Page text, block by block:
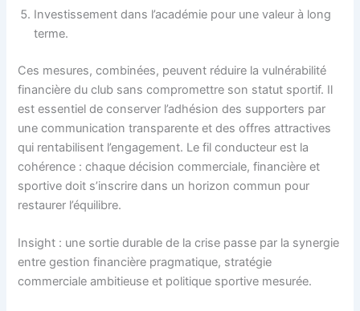
Investissement dans l’académie pour une valeur à long
terme.
Ces mesures, combinées, peuvent réduire la vulnérabilité
financière du club sans compromettre son statut sportif. Il
est essentiel de conserver l’adhésion des supporters par
une communication transparente et des offres attractives
qui rentabilisent l’engagement. Le fil conducteur est la
cohérence : chaque décision commerciale, financière et
sportive doit s’inscrire dans un horizon commun pour
restaurer l’équilibre.
Insight : une sortie durable de la crise passe par la synergie
entre gestion financière pragmatique, stratégie
commerciale ambitieuse et politique sportive mesurée.